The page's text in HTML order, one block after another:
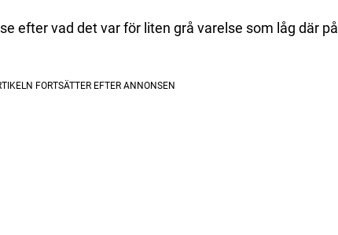
efter vad det var för liten grå varelse som låg där på